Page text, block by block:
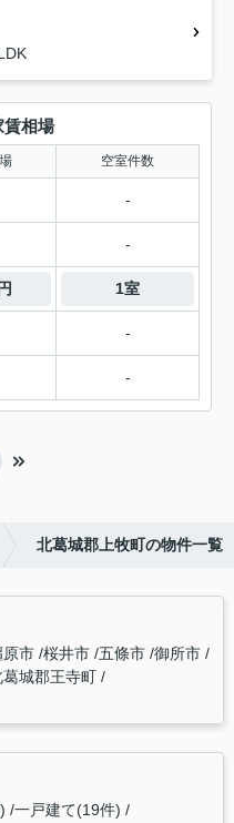
賃相場
空室件数
-
-
1室
-
-
北葛城郡上牧町の物件一覧
原市 桜井市 五條市 御所市
葛城郡王寺町
一戸建て(19件)